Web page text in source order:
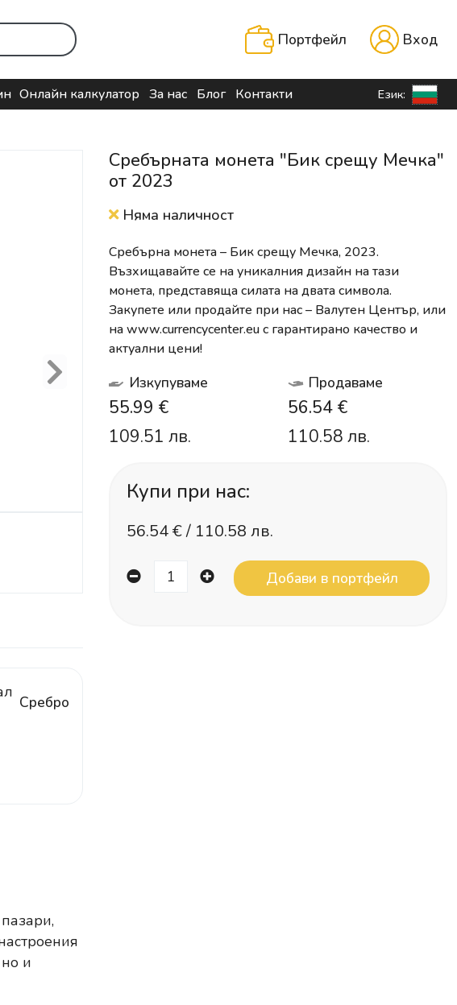
Портфейл Вход
Онлайн калкулатор За нас Блог Контакти Език:
Next
Сребърната монета "Бик срещу Мечка"
от 2023
Няма наличност
Сребърна монета – Бик срещу Мечка, 2023.
Възхищавайте се на уникалния дизайн на тази
монета, представяща силата на двата символа.
Закупете или продайте при нас – Валутен Център, или
на www.currencycenter.eu с гарантирано качество и
актуални цени!
Изкупуваме
55.99 €
109.51 лв.
Продаваме
56.54 €
110.58 лв.
Купи при нас:
56.54€ / 110.58 лв.
Сребро
и